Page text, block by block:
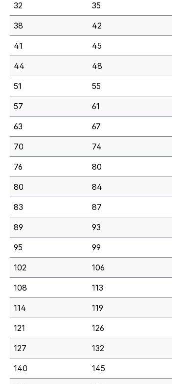
32 35
38 42
41 45
44 48
51 55
57 61
63 67
70 74
76 80
80 84
83 87
89 93
95 99
102 106
108 113
114 119
121 126
127 132
140 145